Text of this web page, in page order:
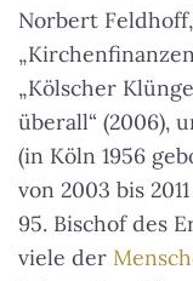
Norbert Feldhoff,
„Kölscher
überall“ (2006),
(in Köln 1956
von 2003 bis
95. Bischof des
viele der